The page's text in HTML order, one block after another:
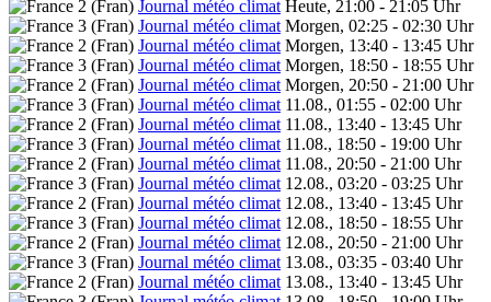
Journal météo climat Heute, 21:00 - 21:05 Uhr
Journal météo climat Morgen, 02:25 - 02:30 Uhr
Journal météo climat Morgen, 13:40 - 13:45 Uhr
Journal météo climat Morgen, 18:50 - 18:55 Uhr
Journal météo climat Morgen, 20:50 - 21:00 Uhr
Journal météo climat 11.08., 01:55 - 02:00 Uhr
Journal météo climat 11.08., 13:40 - 13:45 Uhr
Journal météo climat 11.08., 18:50 - 19:00 Uhr
Journal météo climat 11.08., 20:50 - 21:00 Uhr
Journal météo climat 12.08., 03:20 - 03:25 Uhr
Journal météo climat 12.08., 13:40 - 13:45 Uhr
Journal météo climat 12.08., 18:50 - 18:55 Uhr
Journal météo climat 12.08., 20:50 - 21:00 Uhr
Journal météo climat 13.08., 03:35 - 03:40 Uhr
Journal météo climat 13.08., 13:40 - 13:45 Uhr